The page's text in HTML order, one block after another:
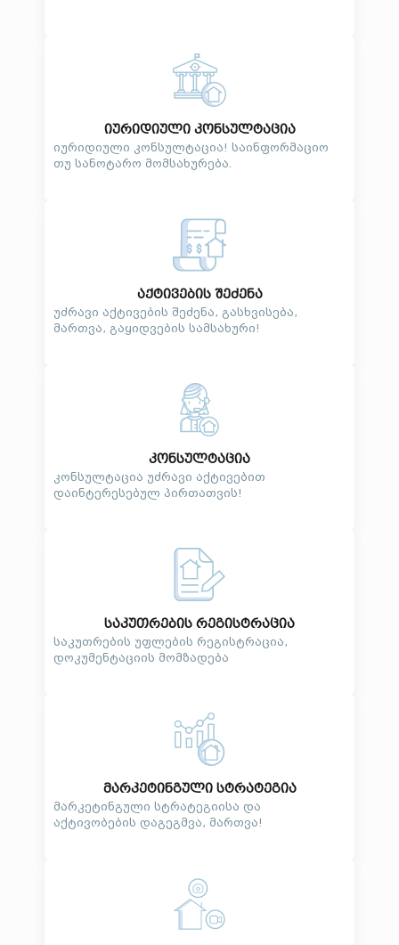
იურიდიული კონსულტაცია
იურიდიული კონსულტაცია! საინფორმაციო
თუ სანოტარო მომსახურება.
აქტივების შეძენა
უძრავი აქტივების შეძენა, გასხვისება,
მართვა, გაყიდვების სამსახური!
კონსულტაცია
კონსულტაცია უძრავი აქტივებით
დაინტერესებულ პირთათვის!
საკუთრების რეგისტრაცია
საკუთრების უფლების რეგისტრაცია,
დოკუმენტაციის მომზადება
მარკეტინგული სტრატეგია
მარკეტინგული სტრატეგიისა და
აქტივობების დაგეგმვა, მართვა!